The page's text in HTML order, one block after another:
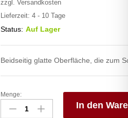
zzgl. Versandkosten
Lieferzeit: 4 - 10 Tage
Status: Auf Lager
Beidseitig glatte Oberfläche, die zum
Schneidbretter
HACCP
Menge:
In den